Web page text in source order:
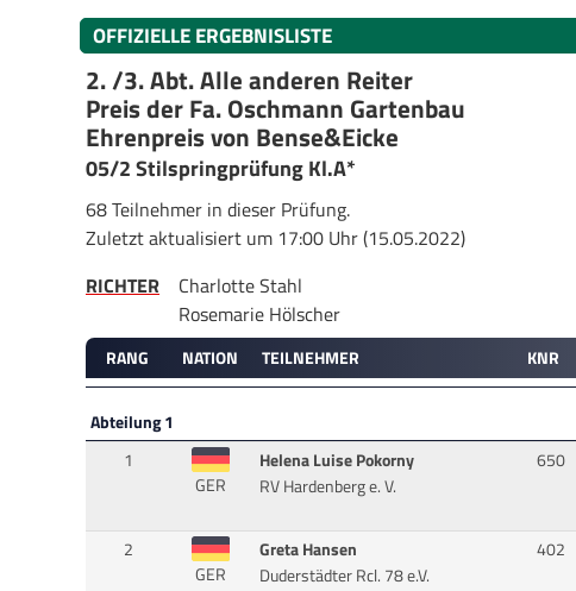
OFFIZIELLE ERGEBNISLISTE
2. /3. Abt. Alle anderen Reiter
Preis der Fa. Oschmann Gartenbau
Ehrenpreis von Bense&Eicke
05/2 Stilspringprüfung Kl.A*
68 Teilnehmer in dieser Prüfung.
Zuletzt aktualisiert um 17:00 Uhr (15.05.2022)
RICHTER
Charlotte Stahl
Rosemarie Hölscher
RANG NATION TEILNEHMER KNR
Abteilung 1
1
GER
Helena Luise Pokorny
RV Hardenberg e. V.
650
2
GER
Greta Hansen
Duderstädter Rcl. 78 e.V.
402